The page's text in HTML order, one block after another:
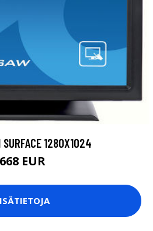
SURFACE 1280X1024
668 EUR